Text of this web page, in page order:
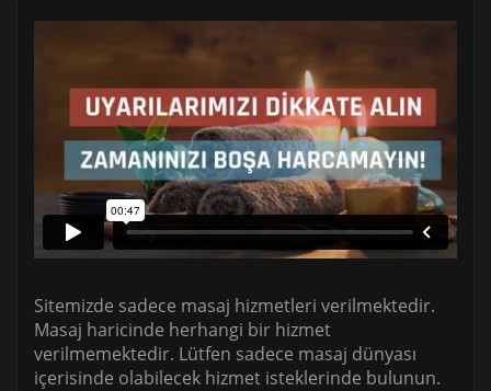
Sitemizde sadece masaj hizmetleri verilmektedir.
Masaj haricinde herhangi bir hizmet
verilmemektedir. Lütfen sadece masaj dünyası
içerisinde olabilecek hizmet isteklerinde bulunun.